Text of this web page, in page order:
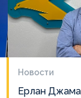
Новости
Ерлан